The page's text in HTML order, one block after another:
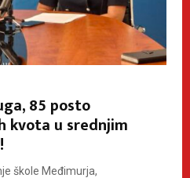
85 posto
kvota u srednjim
škole Međimurja,